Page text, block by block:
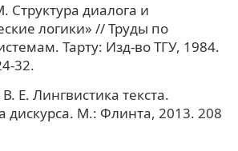
Структура диалога и
логики» // Труды по
Тарту: Изд-во ТГУ, 1984.
32.
Е. Лингвистика текста.
дискурса. М.: Флинта, 2013. 208